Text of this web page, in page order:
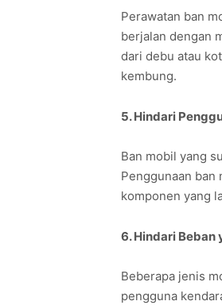
Perawatan ban
berjalan dengan
dari debu atau
kembung.
5. Hindari
Ban mobil yang
Penggunaan ban
komponen yang
6. Hindari Beban
Beberapa jenis
pengguna